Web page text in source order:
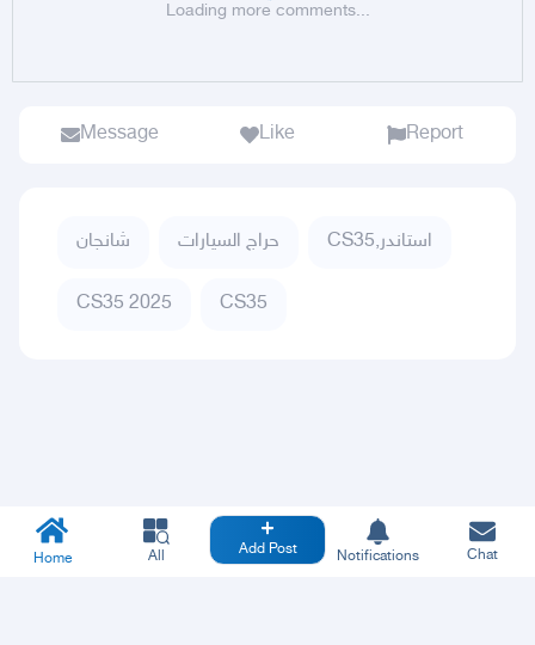
Loading more comments...
Message Like Report
شانجان حراج السيارات CS35,استاندر
CS35 2025 CS35
Home All Add Post Notifications Chat